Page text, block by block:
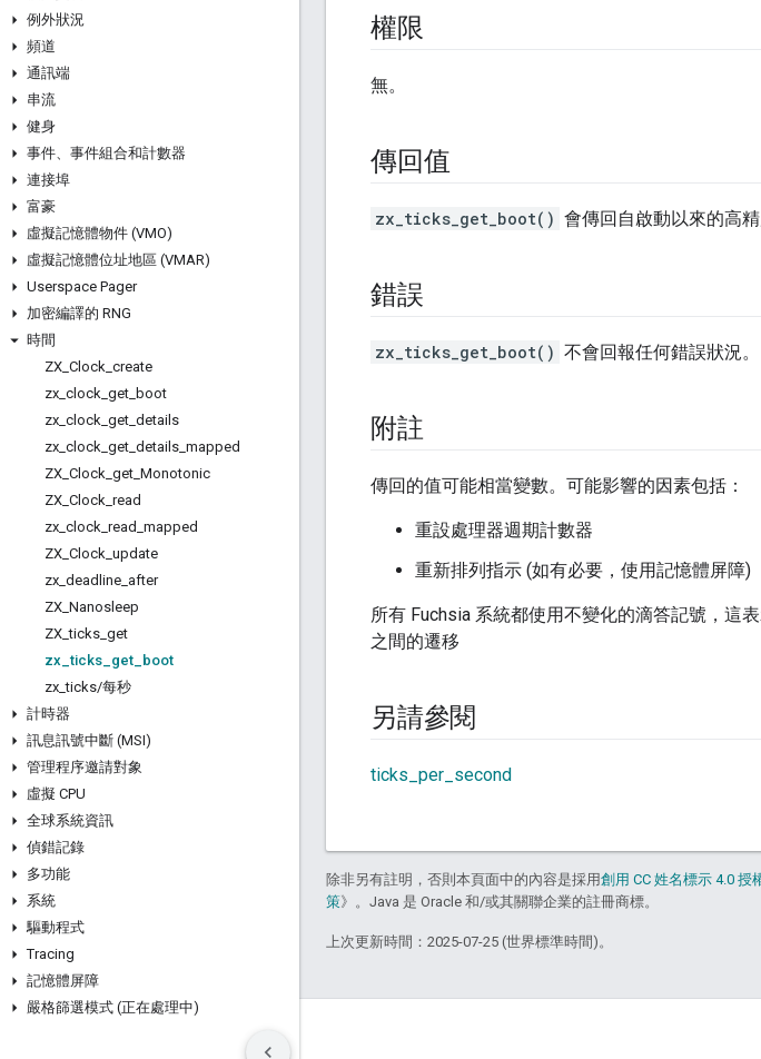
例外狀況
頻道
通訊端
串流
健身
事件、事件組合和計數器
連接埠
富豪
虛擬記憶體物件 (VMO)
虛擬記憶體位址地區 (VMAR)
Userspace Pager
加密編譯的 RNG
時間
ZX Clock create
zx clock get boot
zx clock get details
zx clock get details mapped
ZX Clock get Monotonic
ZX Clock read
zx clock read mapped
ZX Clock update
zx deadline after
ZX Nanosleep
ZX _ticks get
zx _ticks get
boot
zx _ticks/每秒
計時器
訊息訊號中斷 (MSI)
管理程序邀請對象
虛擬 CPU
全球系統資訊
偵錯記錄
多功能
系統
驅動程式
Tracing
記憶體屏障
嚴格篩選模式 (正在處理中)
權限
無。
傳回值
zx_ticks_get_boot() 會傳回自啟動以來的高
錯誤
zx_ticks_get_boot() 不會回報任何錯誤狀況。
附註
傳回的值可能相當變數。可能影響的因素包括：
重設處理器週期計數器
重新排列指示 (如有必要，使用記憶體屏障)
所有 Fuchsia 系統都使用不變化的滴答記號，這
之間的遷移
另請參閱
ticks_per_second
除非另有註明，否則本頁面中的內容是採用創用 CC 姓名標示 4.0 授
策》。Java 是 Oracle 和/或其關聯企業的註冊商標。
上次更新時間：2025-07-25 (世界標準時間)。